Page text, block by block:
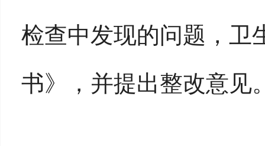
检查中发现的问题，卫
书》，并提出整改意见